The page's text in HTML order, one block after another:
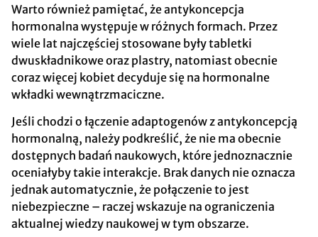
Warto również pamiętać, że antykoncepcja
hormonalna występuje w różnych formach. Przez
wiele lat najczęściej stosowane były tabletki
dwuskładnikowe oraz plastry, natomiast obecnie
coraz więcej kobiet decyduje się na hormonalne
wkładki wewnątrzmaciczne.
Jeśli chodzi o łączenie adaptogenów z antykoncepcją
hormonalną, należy podkreślić, że nie ma obecnie
dostępnych badań naukowych, które jednoznacznie
oceniałyby takie interakcje. Brak danych nie oznacza
jednak automatycznie, że połączenie to jest
niebezpieczne – raczej wskazuje na ograniczenia
aktualnej wiedzy naukowej w tym obszarze.